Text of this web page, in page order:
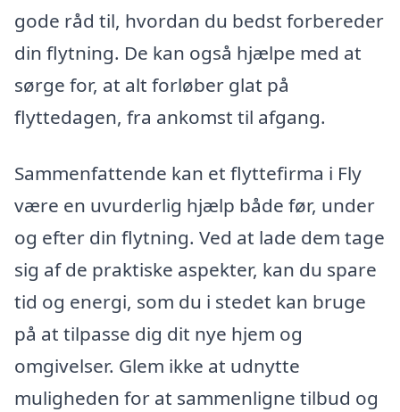
gode råd til, hvordan du bedst forbereder
din flytning. De kan også hjælpe med at
sørge for, at alt forløber glat på
flyttedagen, fra ankomst til afgang.
Sammenfattende kan et flyttefirma i Fly
være en uvurderlig hjælp både før, under
og efter din flytning. Ved at lade dem tage
sig af de praktiske aspekter, kan du spare
tid og energi, som du i stedet kan bruge
på at tilpasse dig dit nye hjem og
omgivelser. Glem ikke at udnytte
muligheden for at sammenligne tilbud og